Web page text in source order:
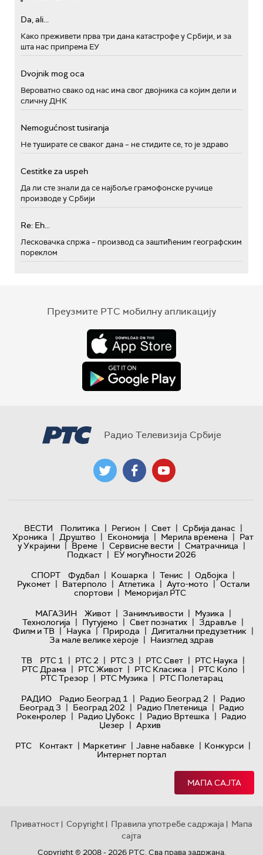
Da, ali...
Како преживети прва три дана катастрофе у Србији, и за
шта нас припрема ЕУ
Dvojnik mog oca
Вероватно свако од нас има свог двојника са којим дели и
сличну ДНК
Nemogućnost tusiranja
Не туширате се сваког дана – не стидите се, то је здраво
Cestitke za uspeh
Да ли сте знали да се најбоље грамофонске ручице
производе у Србији
Re: Eh...
Лесковачка спржа – производ са заштићеним географским
пореклом
Преузмите РТС мобилну апликацију
Радио Телевизија Србије
ВЕСТИ Политика | Регион | Свет | Србија данас |
Хроника | Друштво | Економија | Мерила времена | Рат
у Украјини | Време | Сервисне вести | Сматрачница |
Подкаст | ЕУ могућности 2026
СПОРТ
Фудбал | Кошарка | Тенис | Одбојка |
Рукомет | Ватерполо | Атлетика | Ауто-мото | Остали
спортови | Меморијал РТС
МАГАЗИН
Живот | Занимљивости | Музика |
Технологијa | Путујемо | Свет познатих | Здравље |
Филм и ТВ | Наука | Природа | Дигитални предузетник |
За мале велике хероје | Наизглед здрав
ТВ
РТС 1 | РТС 2 | РТС 3 | РТС Свет | РТС Наука |
РТС Драма | РТС Живот | РТС Класика | РТС Коло |
РТС Трезор | РТС Музика | РТС Полетарац
РАДИО
Радио Београд 1 | Радио Београд 2 | Радио
Београд 3 | Београд 202 | Радио Плетеница | Радио
Рокенролер | Радио Џубокс | Радио Вртешка | Радио
Џезер | Архив
РТС
Контакт | Маркетинг | Јавне набавке | Конкурси |
Интернет портал
МАПА САЈТА
Приватност | Copyright | Правила употребе садржаја | Мапа
сајта
Copyright © 2008 - 2026 РТС. Сва права задржана.